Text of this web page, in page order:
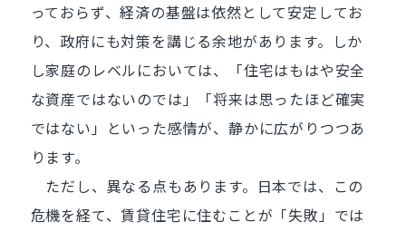
っておらず、経済の基盤は依然として安定してお
り、政府にも対策を講じる余地があります。しか
し家庭のレベルにおいては、「住宅はもはや安全
な資産ではないのでは」「将来は思ったほど確実
ではない」といった感情が、静かに広がりつつあ
ります。
ただし、異なる点もあります。日本では、この
危機を経て、賃貸住宅に住むことが「失敗」では